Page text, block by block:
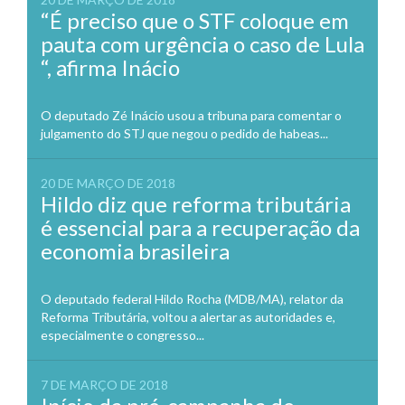
“É preciso que o STF coloque em
pauta com urgência o caso de Lula
“, afirma Inácio
O deputado Zé Inácio usou a tribuna para comentar o
julgamento do STJ que negou o pedido de habeas...
20 DE MARÇO DE 2018
Hildo diz que reforma tributária
é essencial para a recuperação da
economia brasileira
O deputado federal Hildo Rocha (MDB/MA), relator da
Reforma Tributária, voltou a alertar as autoridades e,
especialmente o congresso...
7 DE MARÇO DE 2018